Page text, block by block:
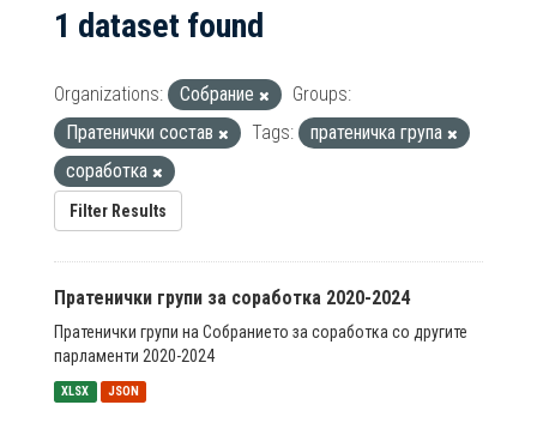
1 dataset found
Organizations: Собрание
Groups:
Пратенички состав
Tags:
пратеничка група
соработка
Filter Results
Пратенички групи за соработка 2020-2024
Пратенички групи на Собранието за соработка со другите
парламенти 2020-2024
XLSX JSON